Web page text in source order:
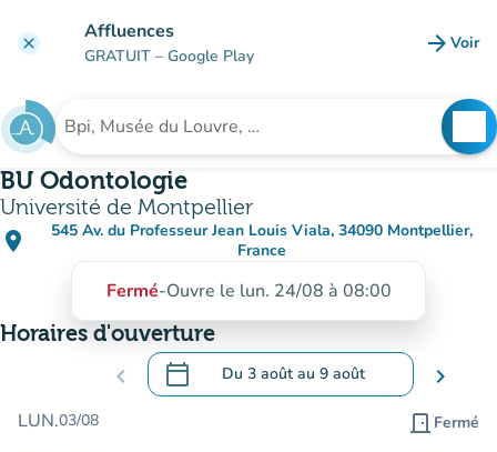
clear Affluences
GRATUIT – Google Play arrow_forward Voir
Rechercher un établissement
BU Odontologie
Université de Montpellier
place
545 Av. du Professeur Jean Louis Viala, 34090 Montpellier,
France
(ouvrir dans Google Maps)
(nouvel onglet)
Fermé-Ouvre le lun. 24/08 à 08:00
Horaires d'ouverture
chevron_left calendar_today Du 3 aoûtau 9 août
.Ouvrir le calendrier pour changer de
chevron_right
LUN.03/08 door_front Fermé